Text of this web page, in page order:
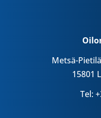
Metsä-
15801
Tel: